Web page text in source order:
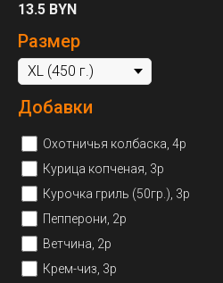
13.5 BYN
Размер
Добавки
Охотничья колбаска, 4р
Курица копченая, 3р
Курочка гриль (50гр.), 3р
Пепперони, 2р
Ветчина, 2р
Крем-чиз, 3р